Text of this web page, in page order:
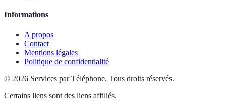
Informations
A propos
Contact
Mentions légales
Politique de confidentialité
© 2026 Services par Téléphone. Tous droits réservés.
Certains liens sont des liens affiliés.